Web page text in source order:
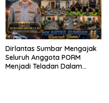
Dirlantas Sumbar Mengajak
Seluruh Anggota PORM
Menjadi Teladan Dalam